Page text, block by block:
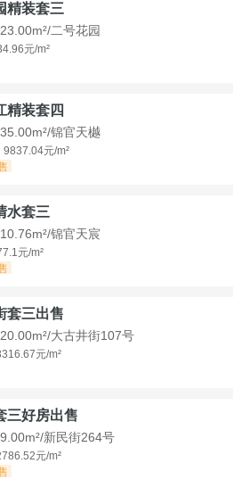
精装套三
二号花园
元/m²
精装套四
锦官天樾
9837.04元/m²
水套三
锦官天宸
元/m²
套三出售
大古井街107号
元/m²
三好房出售
新民街264号
元/m²